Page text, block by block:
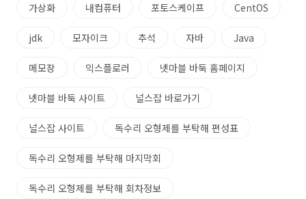
가상화 내컴퓨터 포토스케이프 CentOS
jdk 모자이크 추석 자바 Java
메모장 익스플로러 넷마블 바둑 홈페이지
넷마블 바둑 사이트 널스잡 바로가기
널스잡 사이트 독수리 오형제를 부탁해 편성표
독수리 오형제를 부탁해 마지막회
독수리 오형제를 부탁해 회차정보